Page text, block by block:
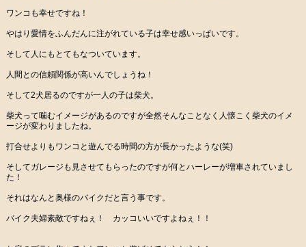
ワンコも幸せですね！
やはり愛情をふんだんに注がれている子は幸せ感いっぱいです。
そして人にもとてもなついています。
人間との信頼関係が高いんでしょうね！
そして2犬居るのですが一人の子は柴犬。
柴犬って噛むイメージがあるのですが全然そんなことなく人懐こく柴犬のイメ
ージが変わりましたね。
打合せよりもワンコと遊んでる時間の方が長かったような(笑)
そしてガレージも見させてもらったのですが何とハーレーが増車されていまし
た！
それはなんと奥様のバイクだと言う事です。
バイク夫婦素敵ですねぇ！ カッコいいですよねぇ！！